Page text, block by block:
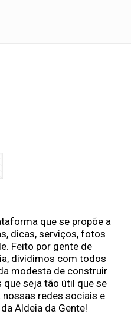
que se propõe a
dicas, serviços, fotos
Feito por gente de
dividimos com todos
modesta de construir
seja tão útil que se
redes sociais e
Aldeia da Gente!